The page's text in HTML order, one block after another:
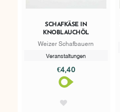
SCHAFKÄSE IN
KNOBLAUCHÖL
Weizer Schafbauern
Veranstaltungen
€4,40